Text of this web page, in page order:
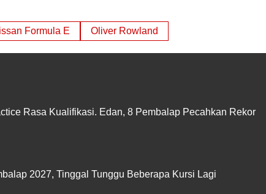
Formula E Oliver Rowland
Rasa Kualifikasi. Edan, 8 Pembalap Pecahkan Rekor
2027, Tinggal Tunggu Beberapa Kursi Lagi